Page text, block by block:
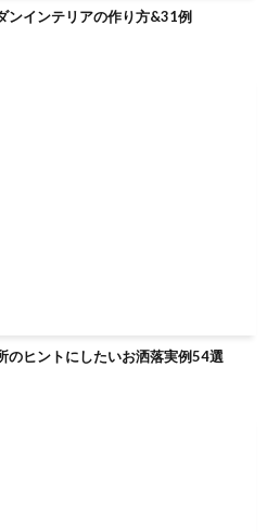
ンインテリアの作り方&31例
のヒントにしたいお洒落実例54選